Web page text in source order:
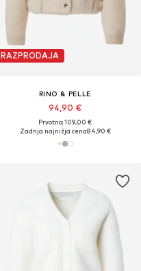
RAZPRODAJA
RINO & PELLE
94,90 €
Prvotno: 109,00 €
Zadnja najnižja cena84,90 €